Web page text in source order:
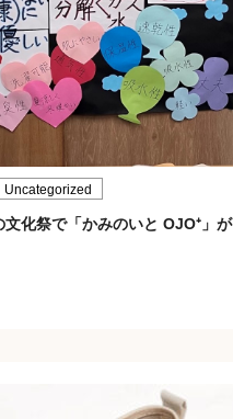
Uncategorized
化祭で「かみのいと OJO⁺」が